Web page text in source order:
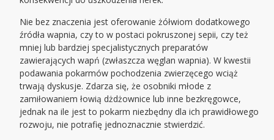
Nie bez znaczenia jest oferowanie żółwiom dodatkowego
źródła wapnia, czy to w postaci pokruszonej sepii, czy też
mniej lub bardziej specjalistycznych preparatów
zawierających wapń (zwłaszcza węglan wapnia). W kwestii
podawania pokarmów pochodzenia zwierzęcego wciąż
trwają dyskusje. Zdarza się, że osobniki młode z
zamiłowaniem łowią dżdżownice lub inne bezkręgowce,
jednak na ile jest to pokarm niezbędny dla ich prawidłowego
rozwoju, nie potrafię jednoznacznie stwierdzić.